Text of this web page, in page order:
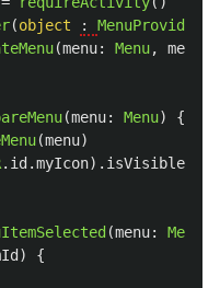
(object : MenuProvider
(menu: Menu,
(menu: Menu)
{
(menu)
. id .myIcon). isVisible
(menu:
)
{